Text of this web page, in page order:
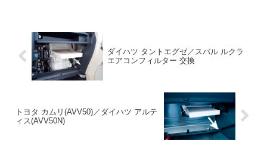
ダイハツ タントエグゼ／スバル ルクラ
エアコンフィルター 交換
トヨタ カムリ(AVV50)／ダイハツ アルテ
ィス(AVV50N)